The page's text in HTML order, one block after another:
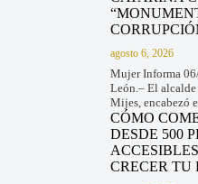
agosto 6, 2026
Mujer Informa
León.– El alcalde
Mijes, encabezó
CÓMO
DESDE 500
CRECER TU